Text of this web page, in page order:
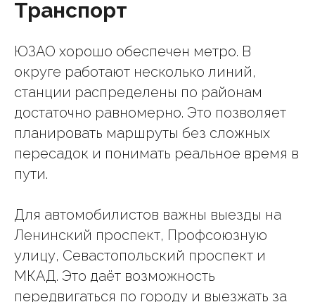
Транспорт
ЮЗАО хорошо обеспечен метро. В
округе работают несколько линий,
станции распределены по районам
достаточно равномерно. Это позволяет
планировать маршруты без сложных
пересадок и понимать реальное время в
пути.
Для автомобилистов важны выезды на
Ленинский проспект, Профсоюзную
улицу, Севастопольский проспект и
МКАД. Это даёт возможность
передвигаться по городу и выезжать за